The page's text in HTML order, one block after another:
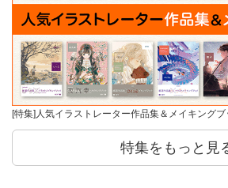
[特集]人気イラストレーター作品集＆メイキングブ
特集をもっと見